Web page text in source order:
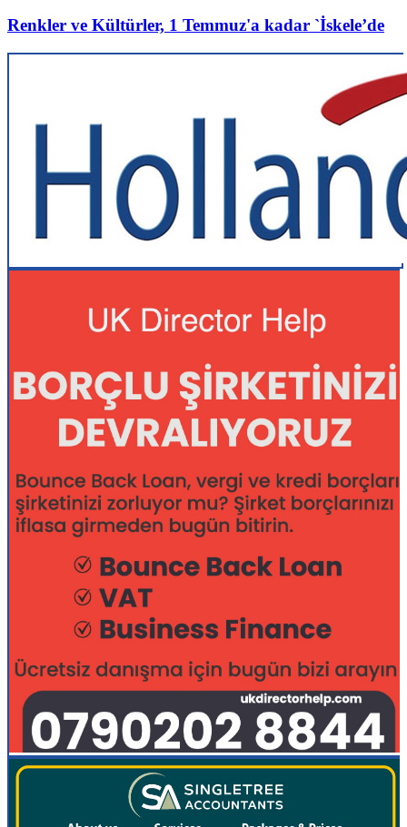
Renkler ve Kültürler, 1 Temmuz'a kadar `İskele’de